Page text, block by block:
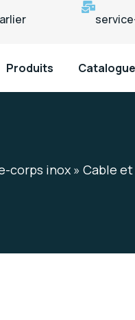
Produits Catalogue
corps inox » Cable